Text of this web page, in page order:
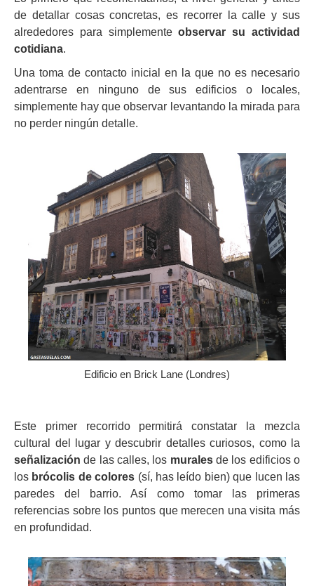
de detallar cosas concretas, es recorrer la calle y sus
alrededores para simplementeobservar su actividad
cotidiana.
Una toma de contacto inicial en la que no es necesario
adentrarse en ninguno de sus edificios o locales,
simplemente hay que observar levantando la mirada para
no perder ningún detalle.
Edificio en Brick Lane (Londres)
Este primer recorrido permitirá constatar la mezcla
cultural del lugar y descubrir detalles curiosos, como la
señalización de las calles, los muralesde los edificios o
los brócolis de colores (sí, has leído bien) que lucen las
paredes del barrio. Así como tomar las primeras
referencias sobre los puntos que merecen una visita más
en profundidad.